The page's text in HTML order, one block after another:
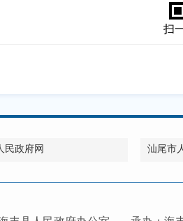
扫
民政府网 汕尾市